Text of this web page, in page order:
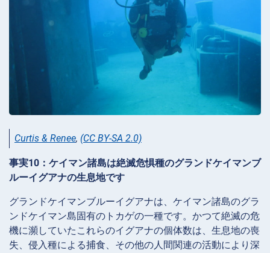
Curtis & Renee, (CC BY-SA 2.0)
事実10：ケイマン諸島は絶滅危惧種のグランドケイマンブ
ルーイグアナの生息地です
グランドケイマンブルーイグアナは、ケイマン諸島のグラ
ンドケイマン島固有のトカゲの一種です。かつて絶滅の危
機に瀕していたこれらのイグアナの個体数は、生息地の喪
失、侵入種による捕食、その他の人間関連の活動により深